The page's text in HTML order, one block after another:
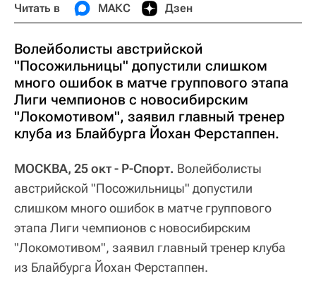
Читать в МАКС Дзен
Волейболисты австрийской
"Посожильницы" допустили слишком
много ошибок в матче группового этапа
Лиги чемпионов с новосибирским
"Локомотивом", заявил главный тренер
клуба из Блайбурга Йохан Ферстаппен.
МОСКВА, 25 окт - Р-Спорт. Волейболисты
австрийской "Посожильницы" допустили
слишком много ошибок в матче группового
этапа Лиги чемпионов с новосибирским
"Локомотивом", заявил главный тренер клуба
из Блайбурга Йохан Ферстаппен.